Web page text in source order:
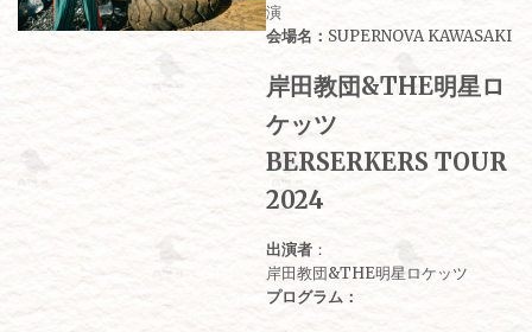
演
会場名： SUPERNOVA KAWASAKI
岸田教団&THE明星ロ
ケッツ
BERSERKERS TOUR
2024
出演者 ：
岸田教団&THE明星ロケッツ
プログラム：